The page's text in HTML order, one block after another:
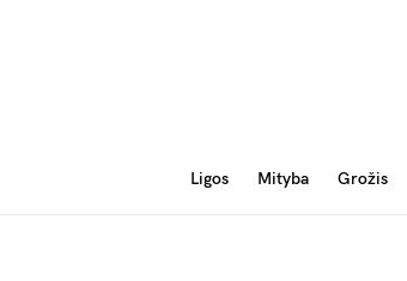
Ligos Mityba Grožis